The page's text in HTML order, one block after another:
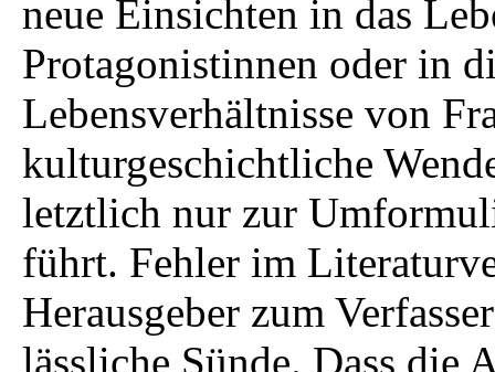
neue Einsichten in das
Protagonistinnen oder in
Lebensverhältnisse von
kulturgeschichtliche
letztlich nur zur
führt. Fehler im
Herausgeber zum
lässliche Sünde. Dass die